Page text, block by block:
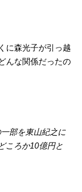
に森光子が引っ越
んな関係だったの
部を東山紀之に
ころか10億円と